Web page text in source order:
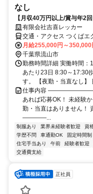
なし
【月収40万円以上/賞与年2
有限会社吉喜レッカー
交通・アクセス つくばエ
歩14分 ＊八木南小学校向
月給255,000円～350,000
千葉県流山市
勤務時間詳細 実働時間：
あたり23日 8:30～
す。 【夜勤・当直なし】
仕事内容
あれば応募OK！ 未経験
勤・当直はありません！
――――...
制服あり 業界未経験者歓迎 資
学歴不問
車通勤OK 固定時間制
住宅手当あり
午前 経験者歓迎
交通費支給
正社員